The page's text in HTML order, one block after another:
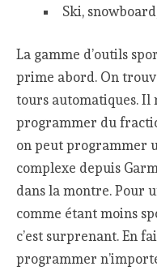
Ski,
La gamme d’outils
prime abord. On
tours automatiques. Il
programmer du
on peut programmer
complexe depuis
dans la montre. Pour
comme étant moins
c’est surprenant. En
programmer